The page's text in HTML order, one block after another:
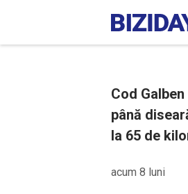
Cod
până
la 65 de
acum 8 luni